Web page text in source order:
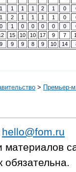
1 1 1 1 2 1 0
1 2 1 1 1 1 0
0 1 0 0 0 0 0
15 10 10 17 9 7
9 9 9 8 9 10 14
> Премьер-
hello@fom.ru
материалов
обязательна.